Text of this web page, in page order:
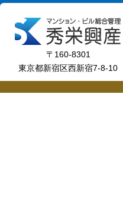
〒160-8301
東京都新宿区西新宿7-8-10